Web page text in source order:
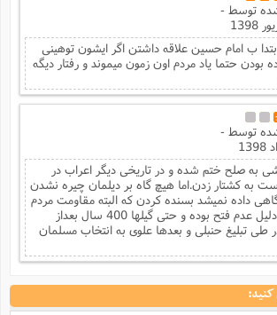
توسط-
ب امام حسین علاقه داشتن اگر ایشون توهینی
بودن حتما یاد مردم اون زمون میموند و رفتار دیگه
توسط-
به صلح ختم شده و در تاریخی دیگر اعراب در
به کشتار زدن.اما هیچ گاه بر دیلمان چیره نشدن
داده نمیشد بسنده کردن که البته مقاومت مردم
دیلمان و طبرستان دلیل عدم فتح بوده و حتی گیلها 400 سال بعداز
تبلیغ حنبلی و بعدها علوی به انتخاب مسلمان